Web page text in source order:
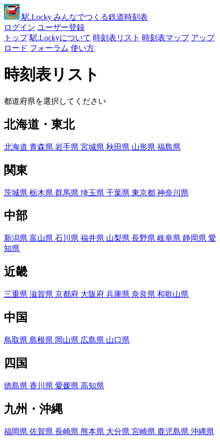
駅.Locky みんなでつくる鉄道時刻表
ログイン ユーザー登録
トップ 駅.Lockyについて 時刻表リスト 時刻表マップ アップ
ロード フォーラム 使い方
時刻表リスト
都道府県を選択してください
北海道・東北
北海道 青森県 岩手県 宮城県 秋田県 山形県 福島県
関東
茨城県 栃木県 群馬県 埼玉県 千葉県 東京都 神奈川県
中部
新潟県 富山県 石川県 福井県 山梨県 長野県 岐阜県 静岡県 愛
知県
近畿
三重県 滋賀県 京都府 大阪府 兵庫県 奈良県 和歌山県
中国
鳥取県 島根県 岡山県 広島県 山口県
四国
徳島県 香川県 愛媛県 高知県
九州・沖縄
福岡県 佐賀県 長崎県 熊本県 大分県 宮崎県 鹿児島県 沖縄県